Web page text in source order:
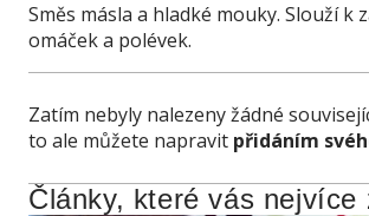
Směs másla a hladké mouky. Slouží k
omáček a polévek.
Zatím nebyly nalezeny žádné
to ale můžete napravit přidáním
Články, které vás nejvíce